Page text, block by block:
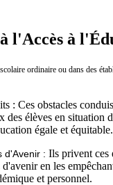
l'Accès à
ordinaire ou dans des
: Ces obstacles
des élèves en situation
égale et équitable.
d'Avenir : Ils privent ces
en les
et personnel.